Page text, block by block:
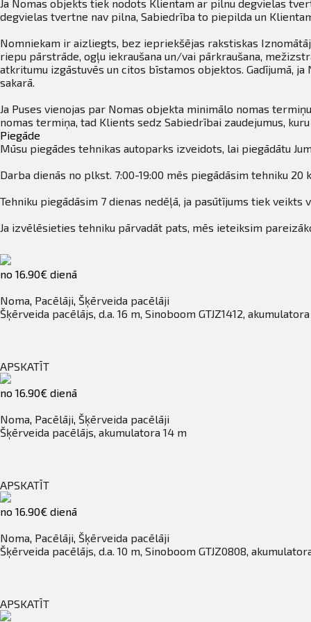
Ja Nomas objekts tiek nodots Klientam ar pilnu degvielas
degvielas tvertne nav pilna, Sabiedrība to piepilda un
Nomniekam ir aizliegts, bez iepriekšējas rakstiskas
riepu pārstrāde, ogļu iekraušana un/vai pārkraušana,
atkritumu izgāstuvēs un citos bīstamos objektos. Gadījumā,
sakarā.
Ja Puses vienojas par Nomas objekta minimālo nomas
nomas termiņa, tad Klients sedz Sabiedrībai zaudejumus,
Piegāde
Mūsu piegādes tehnikas autoparks izveidots, lai piegādātu
Darba dienās no plkst. 7:00-19:00 mēs piegādāsim tehniku
Tehniku piegādāsim 7 dienas nedēļā, ja pasūtījums tiek veikts
Ja izvēlēsieties tehniku pārvadāt pats, mēs ieteiksim
no 16.90€ dienā
Noma Pacēlāji Šķērveida pacēlāji
Šķērveida pacēlājs, d.a. 16 m, Sinoboom GTJZ1412, akumulatora
APSKATĪT
no 16.90€ dienā
Noma Pacēlāji Šķērveida pacēlāji
Šķērveida pacēlājs, akumulatora 14 m
APSKATĪT
no 16.90€ dienā
Noma Pacēlāji Šķērveida pacēlāji
Šķērveida pacēlājs, d.a. 10 m, Sinoboom GTJZ0808,
APSKATĪT